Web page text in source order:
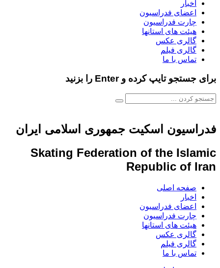
اخبار
اعضای فدراسیون
چارت فدراسیون
هیئت های استانها
گالری عکس
گالری فیلم
تماس با ما
برای جستجو تایپ کرده و Enter را بزنید
فدراسیون اسکیت جمهوری اسلامی ایران
Skating Federation of the Islamic
Republic of Iran
صفحه اصلی
اخبار
اعضای فدراسیون
چارت فدراسیون
هیئت های استانها
گالری عکس
گالری فیلم
تماس با ما